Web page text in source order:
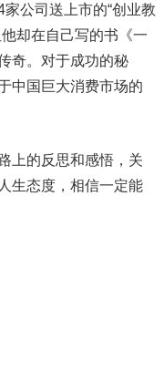
公司送上市的“创业教
却在自己写的书《一
奇。对于成功的秘
中国巨大消费市场的
上的反思和感悟，关
生态度，相信一定能